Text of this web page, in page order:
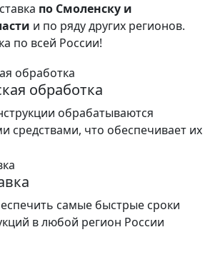
по Смоленску и
и по ряду других регионов.
по всей России!
обработка
обрабатываются
средствами, что обеспечивает их
самые быстрые сроки
в любой регион России